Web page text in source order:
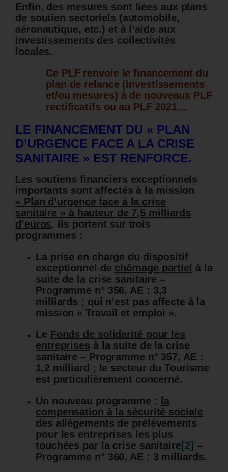
Enfin, des mesures sont liées aux plans
de soutien sectoriels (automobile,
aéronautique, etc.) et à l’aide aux
investissements des collectivités
locales.
Ce PLF renvoie le financement du
plan de relance (investissements
et/ou mesures) à de nouveaux PLF
rectificatifs ou au PLF 2021…
LE FINANCEMENT DU « PLAN
D’URGENCE FACE A LA CRISE
SANITAIRE » EST RENFORCE.
Les soutiens financiers exceptionnels
importants sont affectés à la mission
« Plan d’urgence face à la crise
sanitaire » à hauteur de 7,5 milliards
d’euros. Ils portent sur trois
programmes :
La prise en charge du dispositif
exceptionnel de chômage partiel
à la
suite de la crise sanitaire –
Programme n° 356, AE : 3,3
milliards ; qui n’est pas affecte à la
mission « Travail et emploi ».
Le Fonds de solidarité pour les
entreprises à la suite de la crise
sanitaire – Programme n° 357, AE :
1,2 milliard ; le secteur du Tourisme
est particulièrement concerné.
Un nouveau programme :
la
compensation à la sécurité sociale
des allègements de prélèvements
pour les entreprises les plus
touchées par la crise sanitaire [2] –
Programme n° 360, AE : 3 milliards.